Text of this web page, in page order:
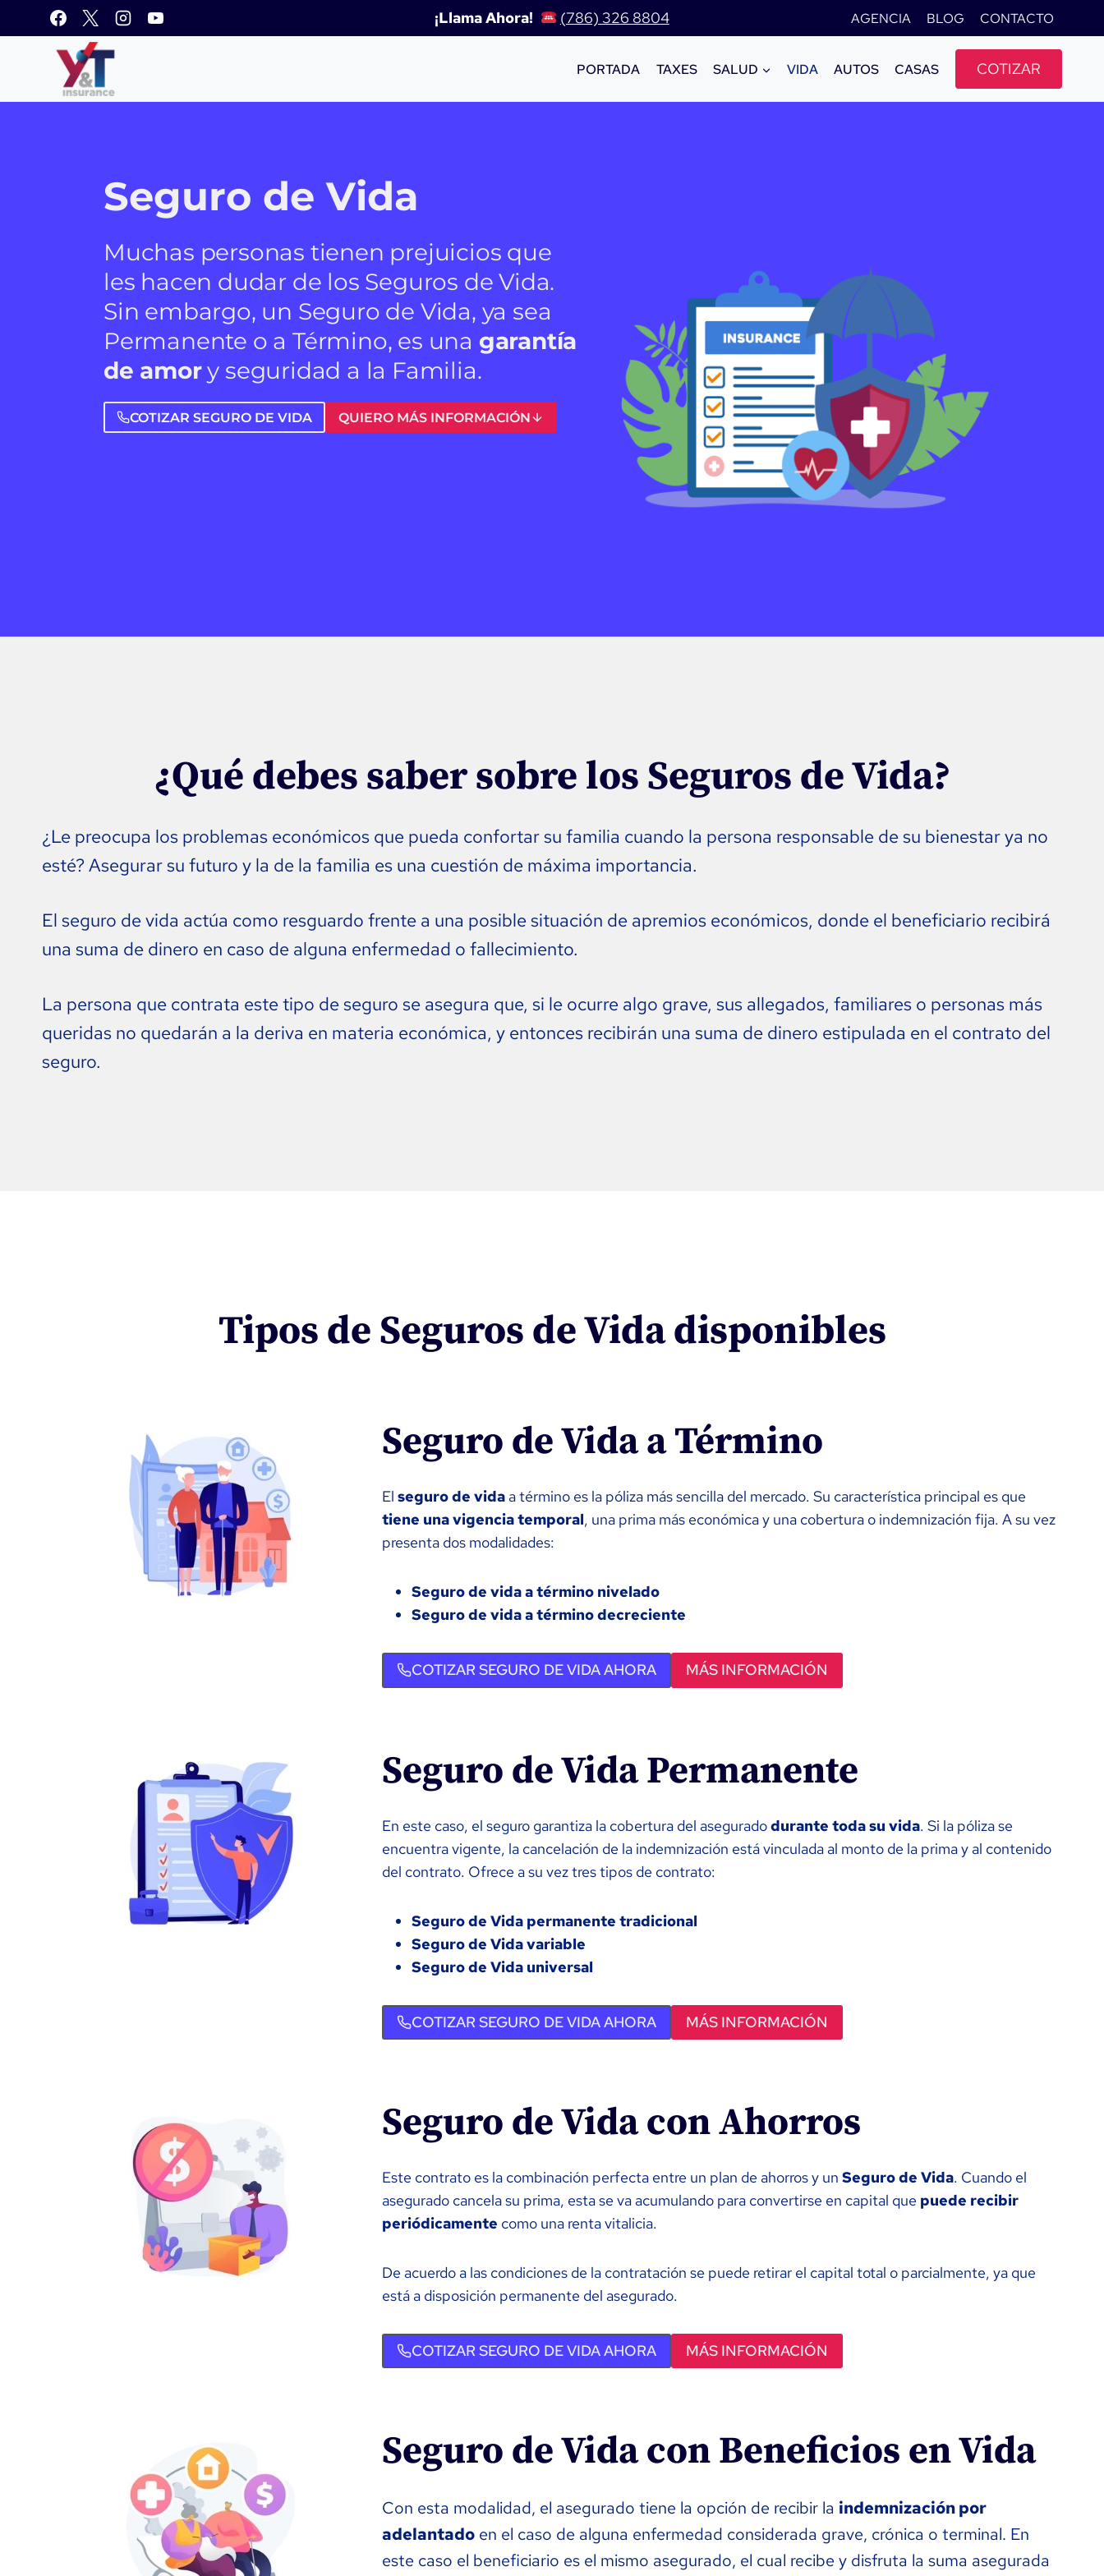
al
contenido
¡Llama Ahora! (786) 326 8804 AGENCIA BLOG CONTACTO
PORTADA TAXES SALUD VIDA AUTOS CASAS COTIZAR
Seguro de Vida
Muchas personas tienen prejuicios que
les hacen dudar de los Seguros de Vida.
Sin embargo, un Seguro de Vida, ya sea
Permanente o a Término, es una garantía
de amory seguridad a la Familia.
COTIZAR SEGURO DE VIDA QUIERO MÁS INFORMACIÓN
¿Qué debes saber sobre los Seguros de Vida?
¿Le preocupa los problemas económicos que pueda confortar su familia cuando la persona responsable de su bienestar ya no
esté? Asegurar su futuro y la de la familia es una cuestión de máxima importancia.
El seguro de vida actúa como resguardo frente a una posible situación de apremios económicos, donde el beneficiario recibirá
una suma de dinero en caso de alguna enfermedad o fallecimiento.
La persona que contrata este tipo de seguro se asegura que, si le ocurre algo grave, sus allegados, familiares o personas más
queridas no quedarán a la deriva en materia económica, y entonces recibirán una suma de dinero estipulada en el contrato del
seguro.
Tipos de Seguros de Vida disponibles
Seguro de Vida a Término
El seguro de vidaa término es la póliza más sencilla del mercado. Su característica principal es que
tiene una vigencia temporal, una prima más económica y una cobertura o indemnización fija. A su vez
presenta dos modalidades:
Seguro de vida a término nivelado
Seguro de vida a término decreciente
COTIZAR SEGURO DE VIDA AHORA MÁS INFORMACIÓN
Seguro de Vida Permanente
En este caso, el seguro garantiza la cobertura del aseguradodurante toda su vida. Si la póliza se
encuentra vigente, la cancelación de la indemnización está vinculada al monto de la prima y al contenido
del contrato. Ofrece a su vez tres tipos de contrato:
Seguro de Vida permanente tradicional
Seguro de Vida variable
Seguro de Vida universal
COTIZAR SEGURO DE VIDA AHORA MÁS INFORMACIÓN
Seguro de Vida con Ahorros
Este contrato es la combinación perfecta entre un plan de ahorros y un Seguro de Vida. Cuando el
asegurado cancela su prima, esta se va acumulando para convertirse en capital que puede recibir
periódicamente como una renta vitalicia.
De acuerdo a las condiciones de la contratación se puede retirar el capital total o parcialmente, ya que
está a disposición permanente del asegurado.
COTIZAR SEGURO DE VIDA AHORA MÁS INFORMACIÓN
Seguro de Vida con Beneficios en Vida
Con esta modalidad, el asegurado tiene la opción de recibir la indemnización por
adelantadoen el caso de alguna enfermedad considerada grave, crónica o terminal. En
este caso el beneficiario es el mismo asegurado, el cual recibe y disfruta la suma asegurada